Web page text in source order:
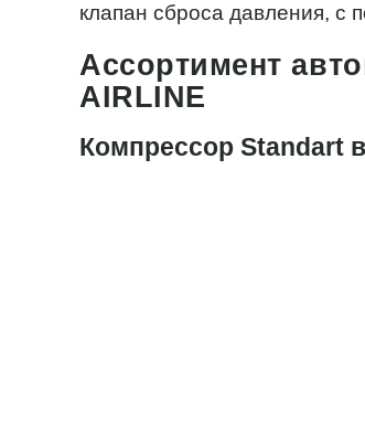
клапан сброса давления, с
Ассортимент
AIRLINE
Компрессор Standart